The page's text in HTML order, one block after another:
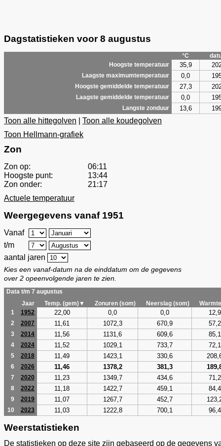
Dagstatistieken voor 8 augustus
°C
Hoogste temperatuur
35,9
Laagste maximumtemperatuur 0,0
Hoogste gemiddelde temperatuur 27,3
Laagste gemiddelde temperatuur 0,0
Langste zonduur 13,6
Toon alle hittegolven
Toon alle koudegolven
Toon Hellmann-grafiek
Zon
Zon op:
06:11
Hoogste punt:
13:44
Zon onder:
21:17
Actuele temperatuur
Weergegevens vanaf 1951
Vanaf
t/m
aantal jaren
Kies een vanaf-datum na de einddatum om de gegevens
over 2 opeenvolgende jaren te zien.
Data t/m 7 augustus
Jaar
Temp. (gem)▼ Zonuren (som) Neerslag (som)
1
1952 22,00 0,0 0,0 12,9
2 2007 11,61 1072,3 670,9 57,2
3 2014 11,56 1131,6 609,6 85,1
4 2024 11,52 1029,1 733,7 72,1
5 2018 11,49 1423,1 330,6
6 2026 11,46 1378,2 381,3
7 2020 11,23 1349,7 434,6 71,2
8 2022 11,18 1422,7 459,1 84,4
9 2019 11,07 1267,7 452,7
10 2023 11,03 1222,8 700,1 96,4
Weerstatistieken
De statistieken op deze site zijn gebaseerd op de gegevens